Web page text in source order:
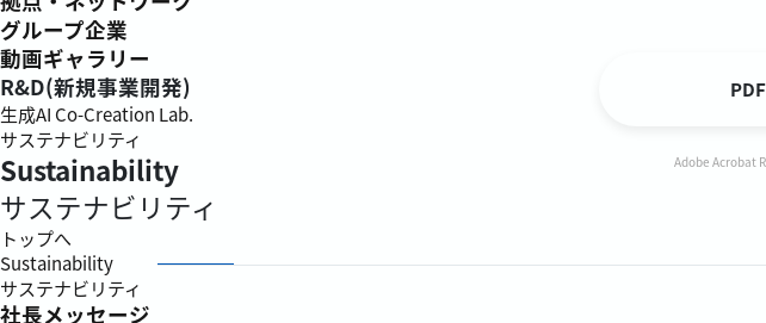
グループ企業
動画ギャラリー
R&D(新規事業開発)
生成AI Co-Creation Lab.
サステナビリティ
Sustainability
サステナビリティ
トップへ
Sustainability
サステナビリティ
社長メッセージ
Adobe Acrobat